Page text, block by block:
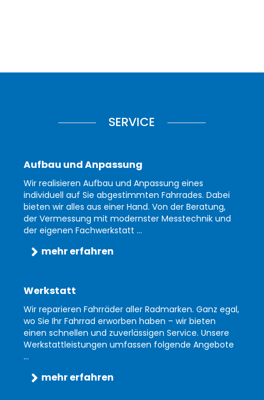
SERVICE
Aufbau und Anpassung
Wir realisieren Aufbau und Anpassung eines
individuell auf Sie abgestimmten Fahrrades. Dabei
bieten wir alles aus einer Hand. Von der Beratung,
der Vermessung mit modernster Messtechnik und
der eigenen Fachwerkstatt ...
mehr erfahren
Werkstatt
Wir reparieren Fahrräder aller Radmarken. Ganz egal,
wo Sie Ihr Fahrrad erworben haben – wir bieten
einen schnellen und zuverlässigen Service. Unsere
Werkstattleistungen umfassen folgende Angebote
...
mehr erfahren